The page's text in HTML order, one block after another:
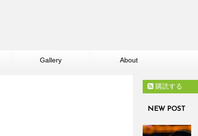
Gallery About
購読する
NEW POST